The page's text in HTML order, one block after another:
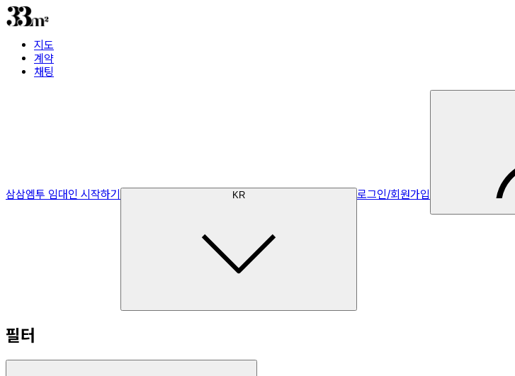
지도
계약
채팅
삼삼엠투 임대인 시작하기 KR 로그인/회원가입
필터